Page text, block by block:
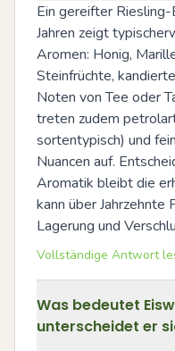
Ein gereifter
Jahren zeigt
Aromen: Honig,
Steinfrüchte,
Noten von Tee oder
treten zudem
sortentypisch) und
Nuancen auf.
Aromatik bleibt die
kann über Jahrzehnte
Lagerung und
Vollständige Antwort
Was bedeutet
unterscheidet er